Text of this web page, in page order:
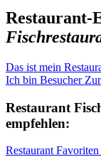
Restaurant-
Das ist mein
Ich bin Besucher
Restaurant
empfehlen:
Restaurant Favoriten